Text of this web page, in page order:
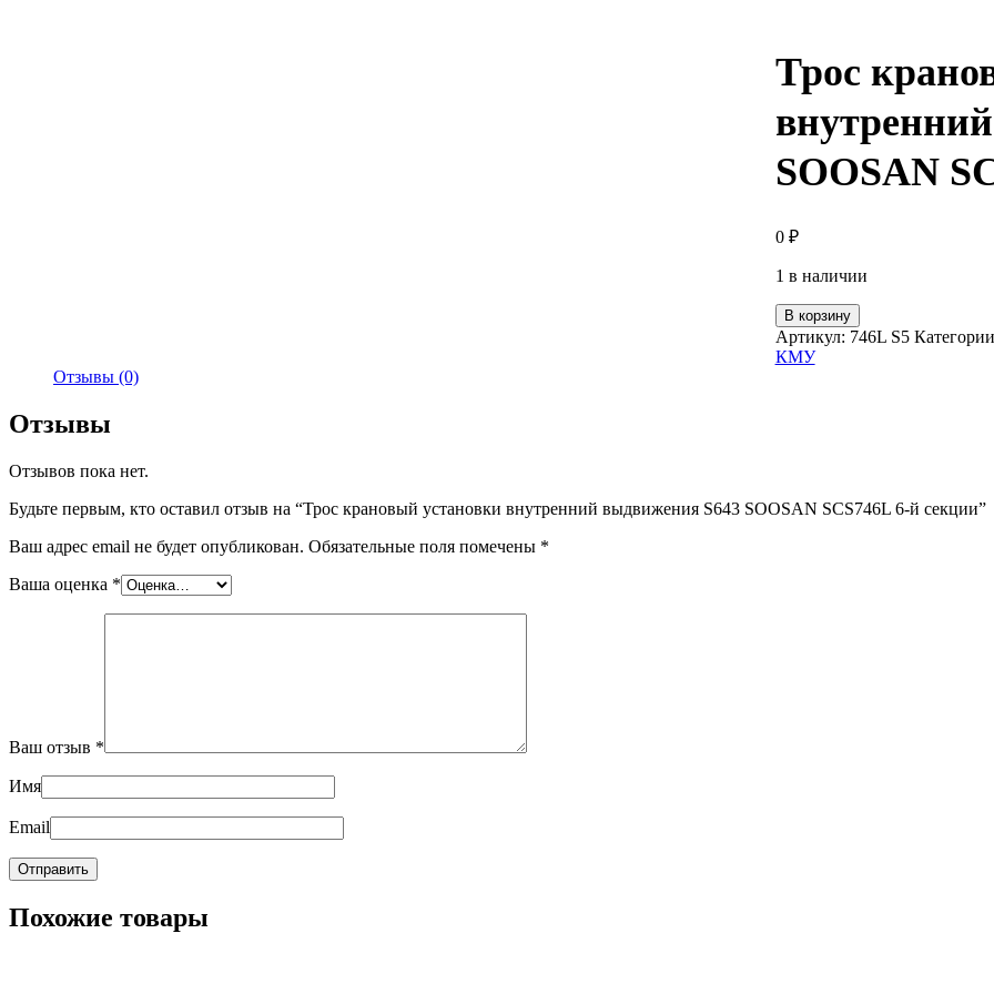
Трос
SOOSAN
0 ₽
1 в наличии
В корзину
Артикул: 746L S5
КМУ
Отзывы (0)
Отзывы
Отзывов пока нет.
Будьте первым, кто оставил отзыв на “Трос крановый установки внутренний выдвижения S643 SOOSAN SCS746L 6-й секции”
Ваш адрес email не будет опубликован. Обязательные поля помечены *
Ваша оценка *
Ваш отзыв *
Имя
Email
Похожие товары